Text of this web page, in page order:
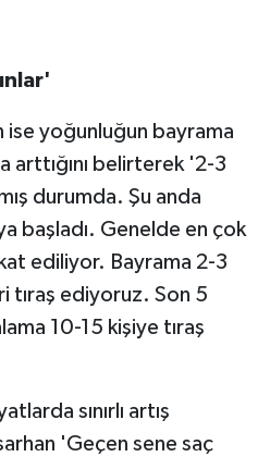
ise yoğunluğun bayrama
arttığını belirterek '2-3
durumda. Şu anda
başladı. Genelde en çok
ediliyor. Bayrama 2-3
tıraş ediyoruz. Son 5
10-15 kişiye tıraş
sınırlı artış
'Geçen sene saç